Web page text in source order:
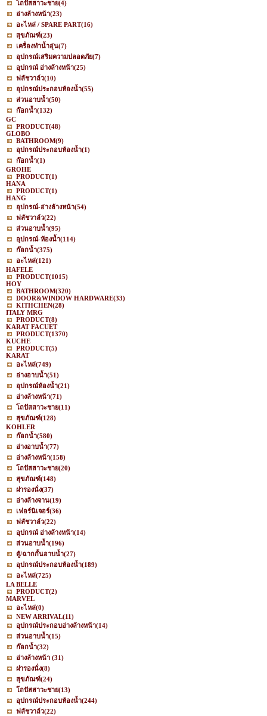
โถปัสสาวะชาย(4)
อ่างล้างหน้า(23)
อะไหล่ / SPARE PART(16)
สุขภัณฑ์(23)
เครื่องทำน้ำอุ่น(7)
อุปกรณ์เสริมความปลอดภัย(7)
อุปกรณ์ อ่างล้างหน้า(25)
ฟลัชวาล์ว(10)
อุปกรณ์ประกอบห้องน้ำ(55)
ส่วนอาบน้ำ(50)
ก๊อกน้ำ(132)
GC
PRODUCT(48)
GLOBO
BATHROOM(9)
อุปกรณ์ประกอบห้องน้ำ(1)
ก๊อกน้ำ(1)
GROHE
PRODUCT(1)
HANA
PRODUCT(1)
HANG
อุปกรณ์-อ่างล้างหน้า(54)
ฟลัชวาล์ว(22)
ส่วนอาบน้ำ(95)
อุปกรณ์-ห้องน้ำ(114)
ก๊อกน้ำ(375)
อะไหล่(121)
HAFELE
PRODUCT(1015)
HOY
BATHROOM(320)
DOOR&WINDOW HARDWARE(33)
KITHCHEN(28)
ITALY MRG
PRODUCT(8)
KARAT FACUET
PRODUCT(1370)
KUCHE
PRODUCT(5)
KARAT
อะไหล่(749)
อ่างอาบน้ำ(51)
อุปกรณ์ห้องน้ำ(21)
อ่างล้างหน้า(71)
โถปัสสาวะชาย(11)
สุขภัณฑ์(128)
KOHLER
ก๊อกน้ำ(580)
อ่างอาบน้ำ(77)
อ่างล้างหน้า(158)
โถปัสสาวะชาย(20)
สุขภัณฑ์(148)
ฝารองนั่ง(37)
อ่างล้างจาน(19)
เฟอร์นิเจอร์(36)
ฟลัชวาล์ว(22)
อุปกรณ์ อ่างล้างหน้า(14)
ส่วนอาบน้ำ(196)
ตู้/ฉากกั้นอาบน้ำ(27)
อุปกรณ์ประกอบห้องน้ำ(189)
อะไหล่(725)
LA BELLE
PRODUCT(2)
MARVEL
อะไหล่(0)
NEW ARRIVAL(11)
อุปกรณ์ประกอบอ่างล้างหน้า(14)
ส่วนอาบน้ำ(15)
ก๊อกน้ำ(32)
อ่างล้างหน้า (31)
ฝารองนั่ง(8)
สุขภัณฑ์(24)
โถปัสสาวะชาย(13)
อุปกรณ์ประกอบห้องน้ำ(244)
ฟลัชวาล์ว(22)